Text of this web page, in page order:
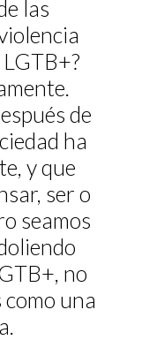
las
de
ha
y que
ser o
seamos
no
una